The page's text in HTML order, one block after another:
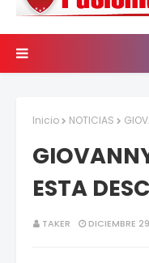
Inicio NOTICIAS
ESTA
TAKER DICIEMBRE